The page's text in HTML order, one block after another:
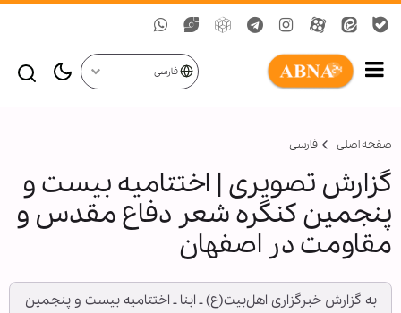
فارسی
صفحه اصلی فارسی
گزارش تصویری | اختتامیه بیست و
پنجمین کنگره شعر دفاع مقدس و
مقاومت در اصفهان
به گزارش خبرگزاری اهل‌بیت(ع) ـ ابنا ـ اختتامیه بیست و پنجمین